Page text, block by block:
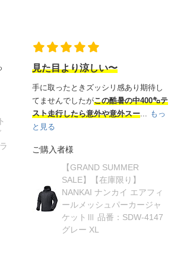
見た目より涼しい〜
手に取ったときズッシリ感あり期待し
てませんでしたがこの酷暑の中400㌔テ
スト走行したら意外や意外スー
もっ
と見る
ご購入者様
【GRAND SUMMER
SALE】【在庫限り】
NANKAI ナンカイ エアフィ
ールメッシュパーカージャ
ケットⅢ 品番：SDW-4147
グレー XL